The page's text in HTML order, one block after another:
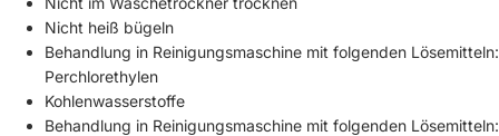
Nicht heiß bügeln
Behandlung in Reinigungsmaschine mit folgenden Lösemitteln:
Perchlorethylen
Kohlenwasserstoffe
Behandlung in Reinigungsmaschine mit folgenden Lösemitteln: